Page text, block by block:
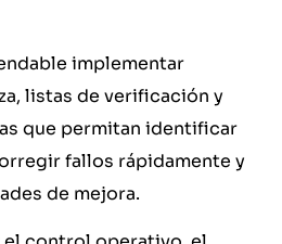
implementar
listas de verificación y
que permitan identificar
fallos rápidamente y
de mejora.